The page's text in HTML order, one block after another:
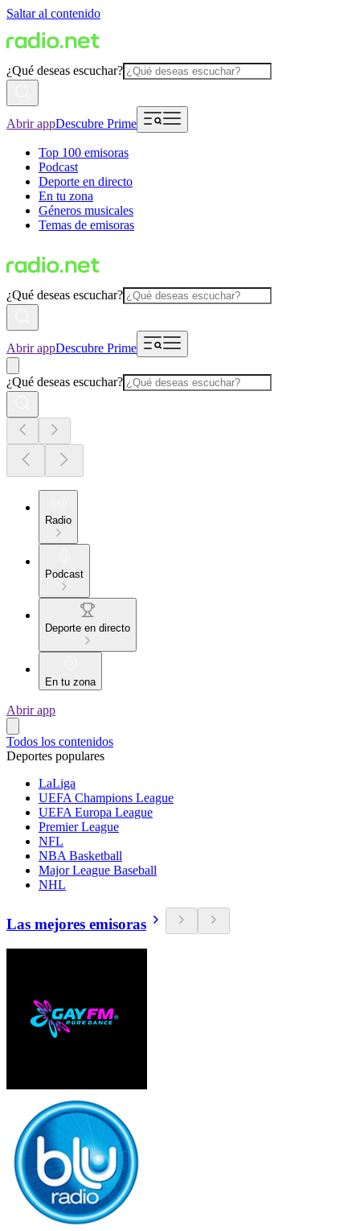
Saltar al contenido
¿Qué deseas escuchar?
Abrir appDescubre Prime
Top 100 emisoras
Podcast
Deporte en directo
En tu zona
Géneros musicales
Temas de emisoras
¿Qué deseas escuchar?
Abrir appDescubre Prime
¿Qué deseas escuchar?
Radio
Podcast
Deporte en directo
En tu zona
Abrir app
Todos los contenidos
Deportes populares
LaLiga
UEFA Champions League
UEFA Europa League
Premier League
NFL
NBA Basketball
Major League Baseball
NHL
Las mejores emisoras